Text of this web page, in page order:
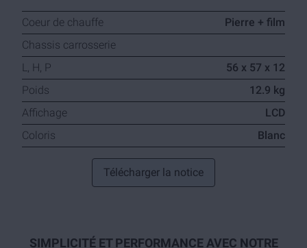
Coeur de chauffe
Pierre + film
Chassis carrosserie
L, H, P
56 x 57 x 12
Poids
12.9 kg
Affichage
LCD
Coloris
Blanc
Télécharger la notice
SIMPLICITÉ ET PERFORMANCE AVEC NOTRE